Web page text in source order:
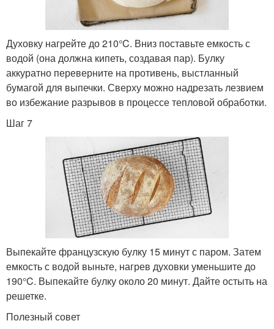
Духовку нагрейте до 210°C. Вниз поставьте емкость с
водой (она должна кипеть, создавая пар). Булку
аккуратно переверните на противень, выстланный
бумагой для выпечки. Сверху можно надрезать лезвием
во избежание разрывов в процессе тепловой обработки.
Шаг 7
Выпекайте французскую булку 15 минут с паром. Затем
емкость с водой выньте, нагрев духовки уменьшите до
190°C. Выпекайте булку около 20 минут. Дайте остыть на
решетке.
Полезный совет